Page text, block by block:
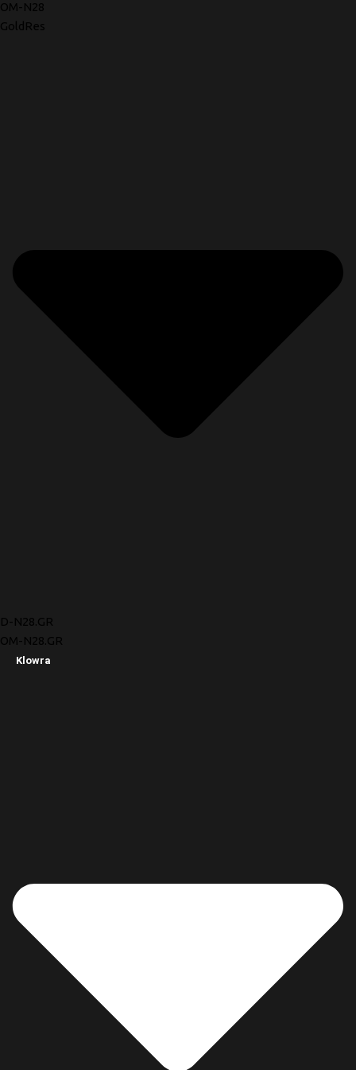
OM-N28
GoldRes
D-N28.GR
OM-N28.GR
Klowra